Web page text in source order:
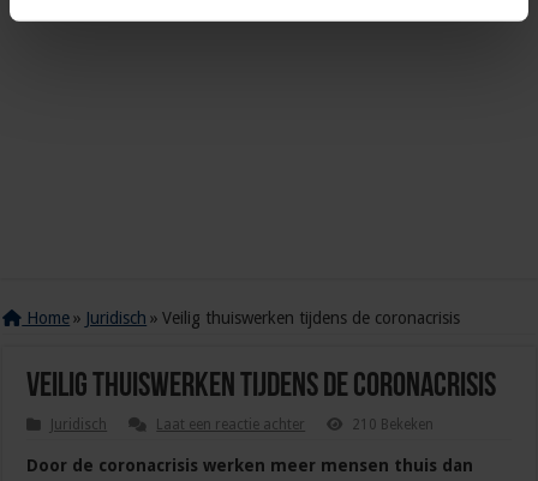
Home » Juridisch » Veilig thuiswerken tijdens de coronacrisis
Veilig thuiswerken tijdens de coronacrisis
Juridisch Laat een reactie achter 210 Bekeken
Door de coronacrisis werken meer mensen thuis dan